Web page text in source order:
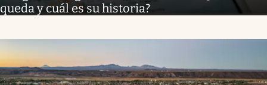
queda y cuál es su historia?